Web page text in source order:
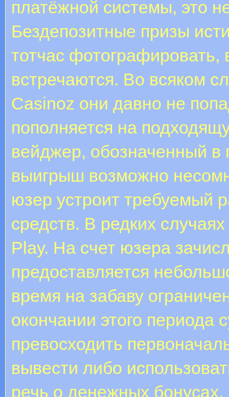
платёжной системы, это
Бездепозитные призы
тотчас фотографировать,
встречаются. Во всяком
Casinoz они давно не
пополняется на
вейджер, обозначенный в
выигрыш возможно
юзер устроит требуемый
средств. В редких
Play. На счет юзера
предоставляется
время на забаву
окончании этого периода
превосходить
вывести либо
речь о денежных бонусах,